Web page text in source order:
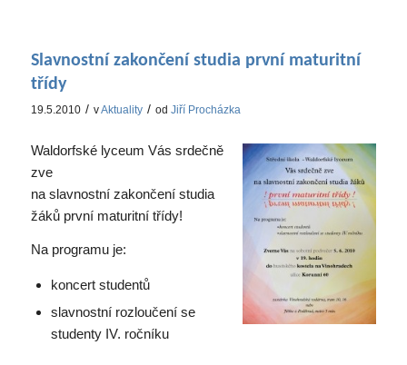
Slavnostní zakončení studia první maturitní
třídy
19.5.2010 / vAktuality / od Jiří Procházka
Waldorfské lyceum Vás srdečně
zve
na slavnostní zakončení studia
žáků první maturitní třídy!
Na programu je:
koncert studentů
slavnostní rozloučení se
studenty IV. ročníku